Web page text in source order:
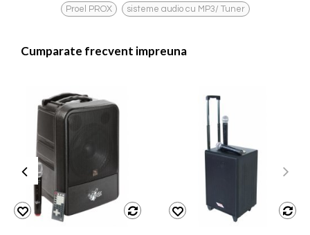
Proel PROX , sisteme audio cu MP3/ Tuner
Cumparate frecvent impreuna